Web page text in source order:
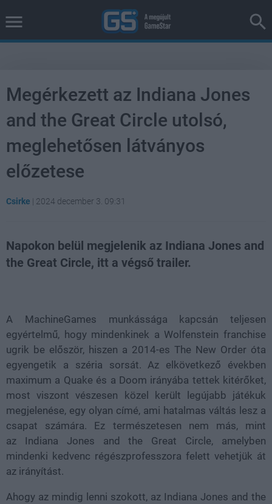
Megérkezett az Indiana Jones
and the Great Circle utolsó,
meglehetősen látványos
előzetese
Csirke | 2024 december 3. 09:31
Napokon belül megjelenik az Indiana Jones and
the Great Circle, itt a végső trailer.
A MachineGames munkássága kapcsán teljesen
egyértelmű, hogy mindenkinek a Wolfenstein franchise
ugrik be először, hiszen a 2014-es The New Order óta
egyengetik a széria sorsát. Az elkövetkező években
maximum a Quake és a Doom irányába tettek kitérőket,
most viszont vészesen közel került legújabb játékuk
megjelenése, egy olyan címé, ami hatalmas váltás lesz a
csapat számára. Ez természetesen nem más, mint
az Indiana Jones and the Great Circle, amelyben
mindenki kedvenc régészprofesszora felett vehetjük át
az irányítást.
Ahogy az mindig lenni szokott, az Indiana Jones and the